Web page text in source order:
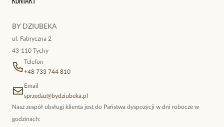
BY DZIUBEKA
ul. Fabryczna 2
43-110 Tychy
Telefon
+48 733 744 810
Email
sprzedaz@bydziubeka.pl
Nasz zespół obsługi klienta jest do Państwa dyspozycji w dni robocze w
godzinach: